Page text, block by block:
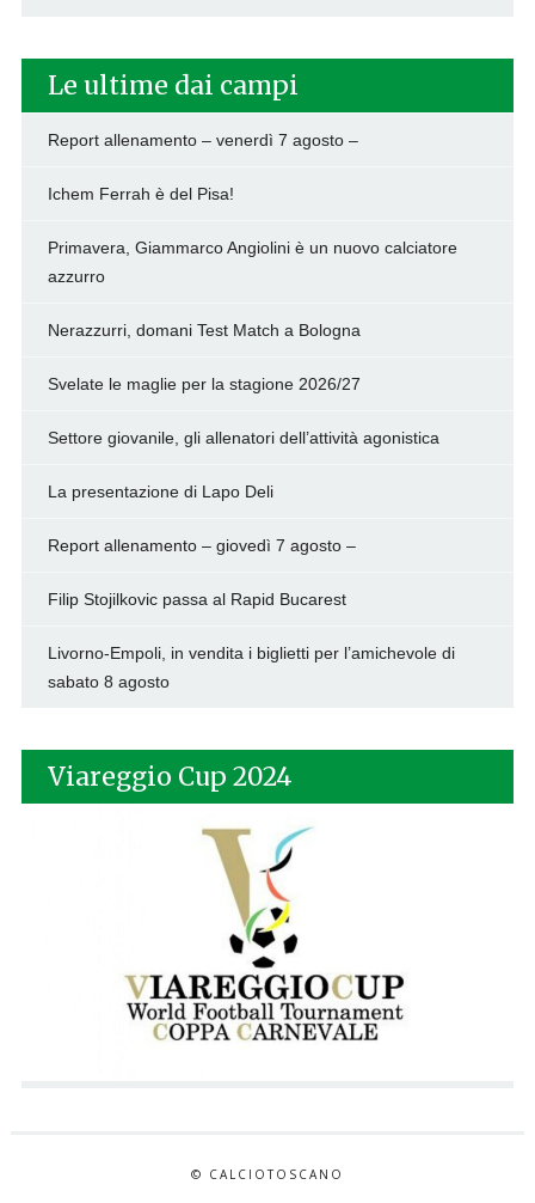
Le ultime dai campi
Report allenamento – venerdì 7 agosto –
Ichem Ferrah è del Pisa!
Primavera, Giammarco Angiolini è un nuovo calciatore
azzurro
Nerazzurri, domani Test Match a Bologna
Svelate le maglie per la stagione 2026/27
Settore giovanile, gli allenatori dell’attività agonistica
La presentazione di Lapo Deli
Report allenamento – giovedì 7 agosto –
Filip Stojilkovic passa al Rapid Bucarest
Livorno-Empoli, in vendita i biglietti per l’amichevole di
sabato 8 agosto
Viareggio Cup 2024
© CALCIOTOSCANO